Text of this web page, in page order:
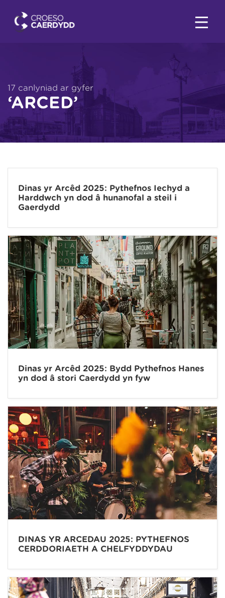
17 canlyniad ar gyfer
‘ARCED’
Dinas yr Arcêd 2025: Pythefnos Iechyd a
Harddwch yn dod â hunanofal a steil i
Gaerdydd
Dinas yr Arcêd 2025: Bydd Pythefnos Hanes
yn dod â stori Caerdydd yn fyw
DINAS YR ARCEDAU 2025: PYTHEFNOS
CERDDORIAETH A CHELFYDDYDAU